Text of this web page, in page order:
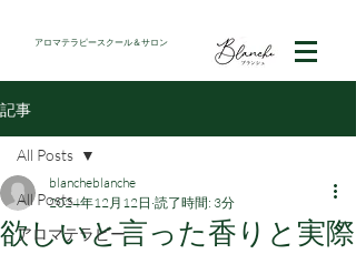
アロマテラピースクール＆サロン
記事
All Posts
アロマテラピー
All Posts
欲しいと言った香りと実際
blancheblanche
2024年12月12日 読了時間: 3分